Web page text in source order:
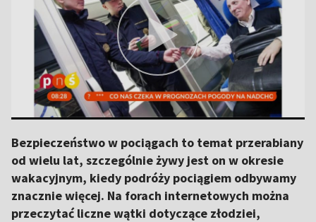
Bezpieczeństwo w pociągach to temat przerabiany
od wielu lat, szczególnie żywy jest on w okresie
wakacyjnym, kiedy podróży pociągiem odbywamy
znacznie więcej. Na forach internetowych można
przeczytać liczne wątki dotyczące złodziei,